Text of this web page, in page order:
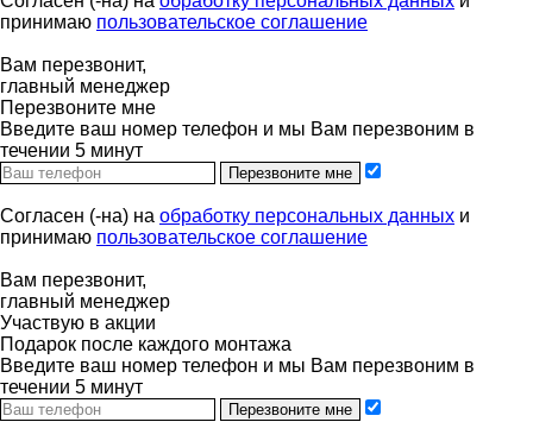
принимаю пользовательское соглашение
Вам перезвонит,
главный менеджер
Перезвоните мне
Введите ваш номер телефон и мы Вам перезвоним в
течении 5 минут
Перезвоните мне
Согласен (-на) на обработку персональных данных и
принимаю пользовательское соглашение
Вам перезвонит,
главный менеджер
Участвую в акции
Подарок после каждого монтажа
Введите ваш номер телефон и мы Вам перезвоним в
течении 5 минут
Перезвоните мне